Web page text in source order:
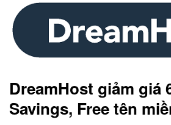
DreamHost giảm giá
Savings, Free tên